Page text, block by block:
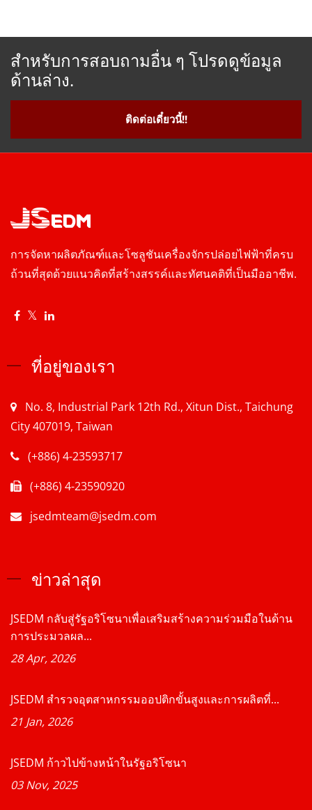
สำหรับการสอบถามอื่น ๆ โปรดดูข้อมูล
ด้านล่าง.
ติดต่อเดี๋ยวนี้!!
การจัดหาผลิตภัณฑ์และโซลูชันเครื่องจักรปล่อยไฟฟ้าที่ครบ
ถ้วนที่สุดด้วยแนวคิดที่สร้างสรรค์และทัศนคติที่เป็นมืออาชีพ.
ที่อยู่ของเรา
No. 8, Industrial Park 12th Rd., Xitun Dist., Taichung
City 407019, Taiwan
(+886) 4-23593717
(+886) 4-23590920
jsedmteam@jsedm.com
ข่าวล่าสุด
JSEDM กลับสู่รัฐอริโซนาเพื่อเสริมสร้างความร่วมมือในด้าน
การประมวลผล...
28 Apr, 2026
JSEDM สำรวจอุตสาหกรรมออปติกขั้นสูงและการผลิตที่...
21 Jan, 2026
JSEDM ก้าวไปข้างหน้าในรัฐอริโซนา
03 Nov, 2025